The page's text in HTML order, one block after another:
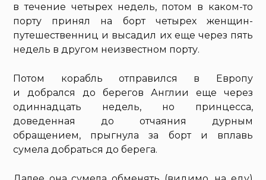
в течение четырех недель, потом в каком-то
порту принял на борт четырех женщин-
путешественниц и высадил их еще через пять
недель в другом неизвестном порту.
Потом корабль отправился в Европу
и добрался до берегов Англии еще через
одиннадцать недель, но принцесса,
доведенная до отчаяния дурным
обращением, прыгнула за борт и вплавь
сумела добраться до берега.